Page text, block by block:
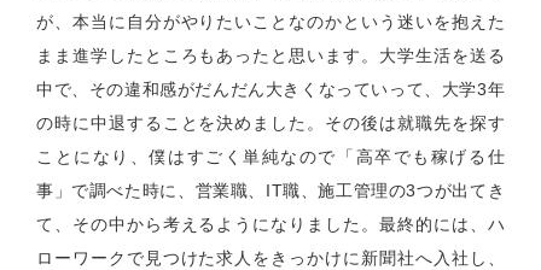
が、本当に自分がやりたいことなのかという迷いを抱えた
まま進学したところもあったと思います。大学生活を送る
中で、その違和感がだんだん大きくなっていって、大学3年
の時に中退することを決めました。その後は就職先を探す
ことになり、僕はすごく単純なので「高卒でも稼げる仕
事」で調べた時に、営業職、 IT職、施工管理の3つが出てき
て、その中から考えるようになりました。最終的には、ハ
ローワークで見つけた求人をきっかけに新聞社へ入社し、